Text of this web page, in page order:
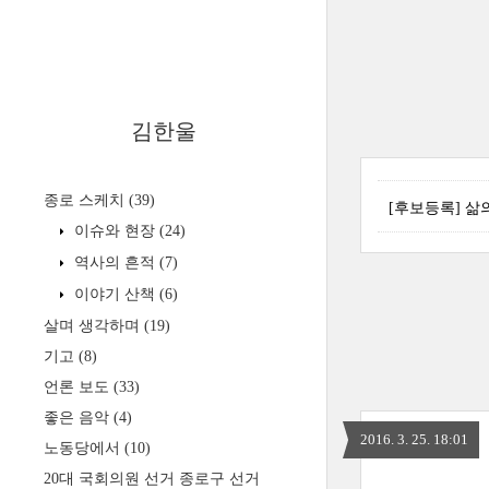
김한울
종로 스케치 (39)
이슈와 현장 (24)
역사의 흔적 (7)
이야기 산책 (6)
살며 생각하며 (19)
기고 (8)
언론 보도 (33)
좋은 음악 (4)
노동당에서 (10)
20대 국회의원 선거 종로구 선거
[후보등록] 삶
2016. 3. 25. 18:01